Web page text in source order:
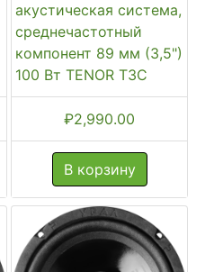
акустическая система,
среднечастотный
компонент 89 мм (3,5")
100 Вт TENOR T3C
₽2,990.00
В корзину